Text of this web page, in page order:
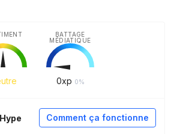
0xp 0%
BATTAGE
MÉDIATIQUE
Comment ça fonctionne